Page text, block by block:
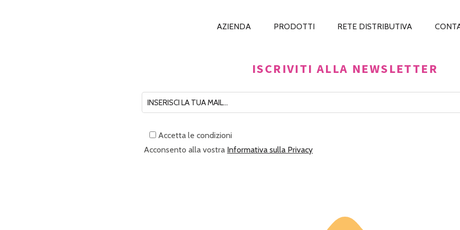
AZIENDA PRODOTTI RETE DISTRIBUTIVA
ISCRIVITI ALLA NEWSLETTER
Accetta le condizioni
Acconsento alla vostra Informativa sulla Privacy